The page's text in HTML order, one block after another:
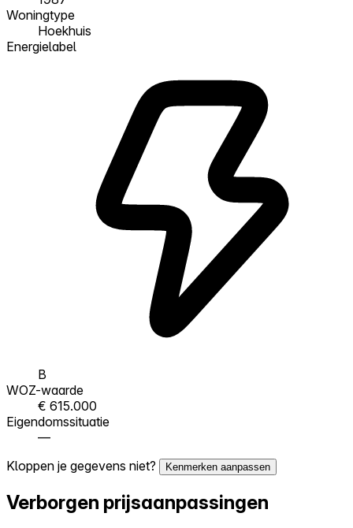
Woningtype
Hoekhuis
Energielabel
B
WOZ-waarde
€ 615.000
Eigendomssituatie
—
Kloppen je gegevens niet?
Kenmerken aanpassen
Verborgen prijsaanpassingen